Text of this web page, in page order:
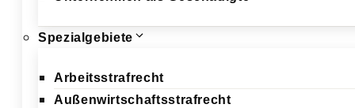
Spezialgebiete
Arbeitsstrafrecht
Außenwirtschaftsstrafrecht